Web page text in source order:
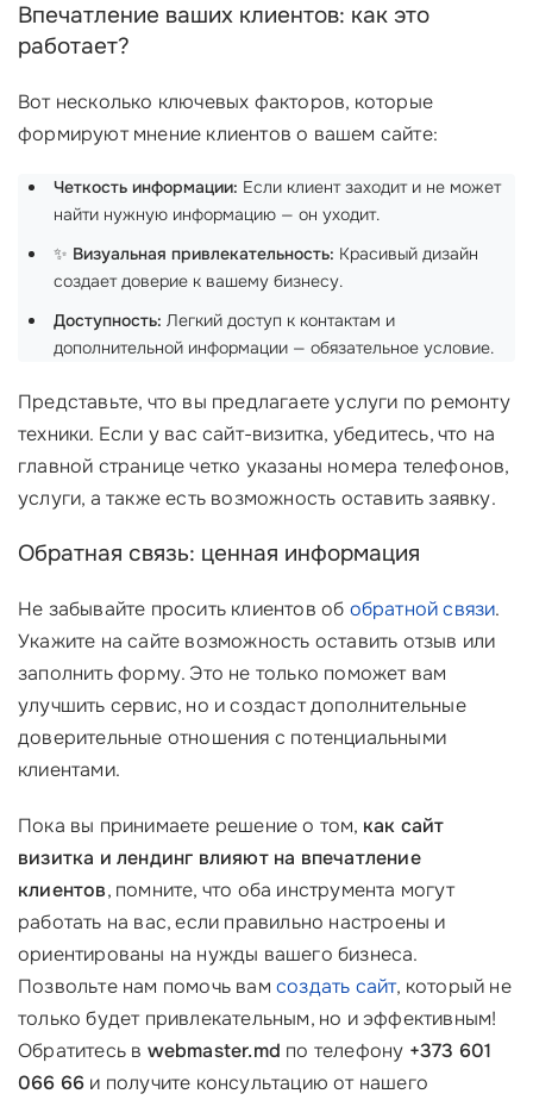
Впечатление ваших клиентов: как это
работает?
Вот несколько ключевых факторов, которые
формируют мнение клиентов о вашем сайте:
Четкость информации: Если клиент заходит и не может
найти нужную информацию — он уходит.
✨ Визуальная привлекательность: Красивый дизайн
создает доверие к вашему бизнесу.
Доступность: Легкий доступ к контактам и
дополнительной информации — обязательное условие.
Представьте, что вы предлагаете услуги по ремонту
техники. Если у вас сайт-визитка, убедитесь, что на
главной странице четко указаны номера телефонов,
услуги, а также есть возможность оставить заявку.
Обратная связь: ценная информация
Не забывайте просить клиентов об обратной связи.
Укажите на сайте возможность оставить отзыв или
заполнить форму. Это не только поможет вам
улучшить сервис, но и создаст дополнительные
доверительные отношения с потенциальными
клиентами.
Пока вы принимаете решение о том, как сайт
визитка и лендинг влияют на впечатление
клиентов, помните, что оба инструмента могут
работать на вас, если правильно настроены и
ориентированы на нужды вашего бизнеса.
Позвольте нам помочь вам создать сайт, который не
только будет привлекательным, но и эффективным!
Обратитесь в webmaster.md по телефону +373 601
066 66 и получите консультацию от нашего